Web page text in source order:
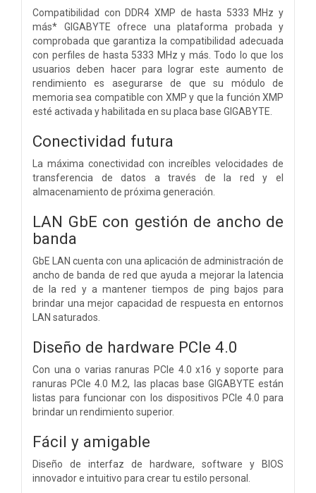
Compatibilidad con DDR4 XMP de hasta 5333 MHz y
más* GIGABYTE ofrece una plataforma probada y
comprobada que garantiza la compatibilidad adecuada
con perfiles de hasta 5333 MHz y más. Todo lo que los
usuarios deben hacer para lograr este aumento de
rendimiento es asegurarse de que su módulo de
memoria sea compatible con XMP y que la función XMP
esté activada y habilitada en su placa base GIGABYTE.
Conectividad futura
La máxima conectividad con increíbles velocidades de
transferencia de datos a través de la red y el
almacenamiento de próxima generación.
LAN GbE con gestión de ancho de
banda
GbE LAN cuenta con una aplicación de administración de
ancho de banda de red que ayuda a mejorar la latencia
de la red y a mantener tiempos de ping bajos para
brindar una mejor capacidad de respuesta en entornos
LAN saturados.
Diseño de hardware PCIe 4.0
Con una o varias ranuras PCIe 4.0 x16 y soporte para
ranuras PCIe 4.0 M.2, las placas base GIGABYTE están
listas para funcionar con los dispositivos PCIe 4.0 para
brindar un rendimiento superior.
Fácil y amigable
Diseño de interfaz de hardware, software y BIOS
innovador e intuitivo para crear tu estilo personal.